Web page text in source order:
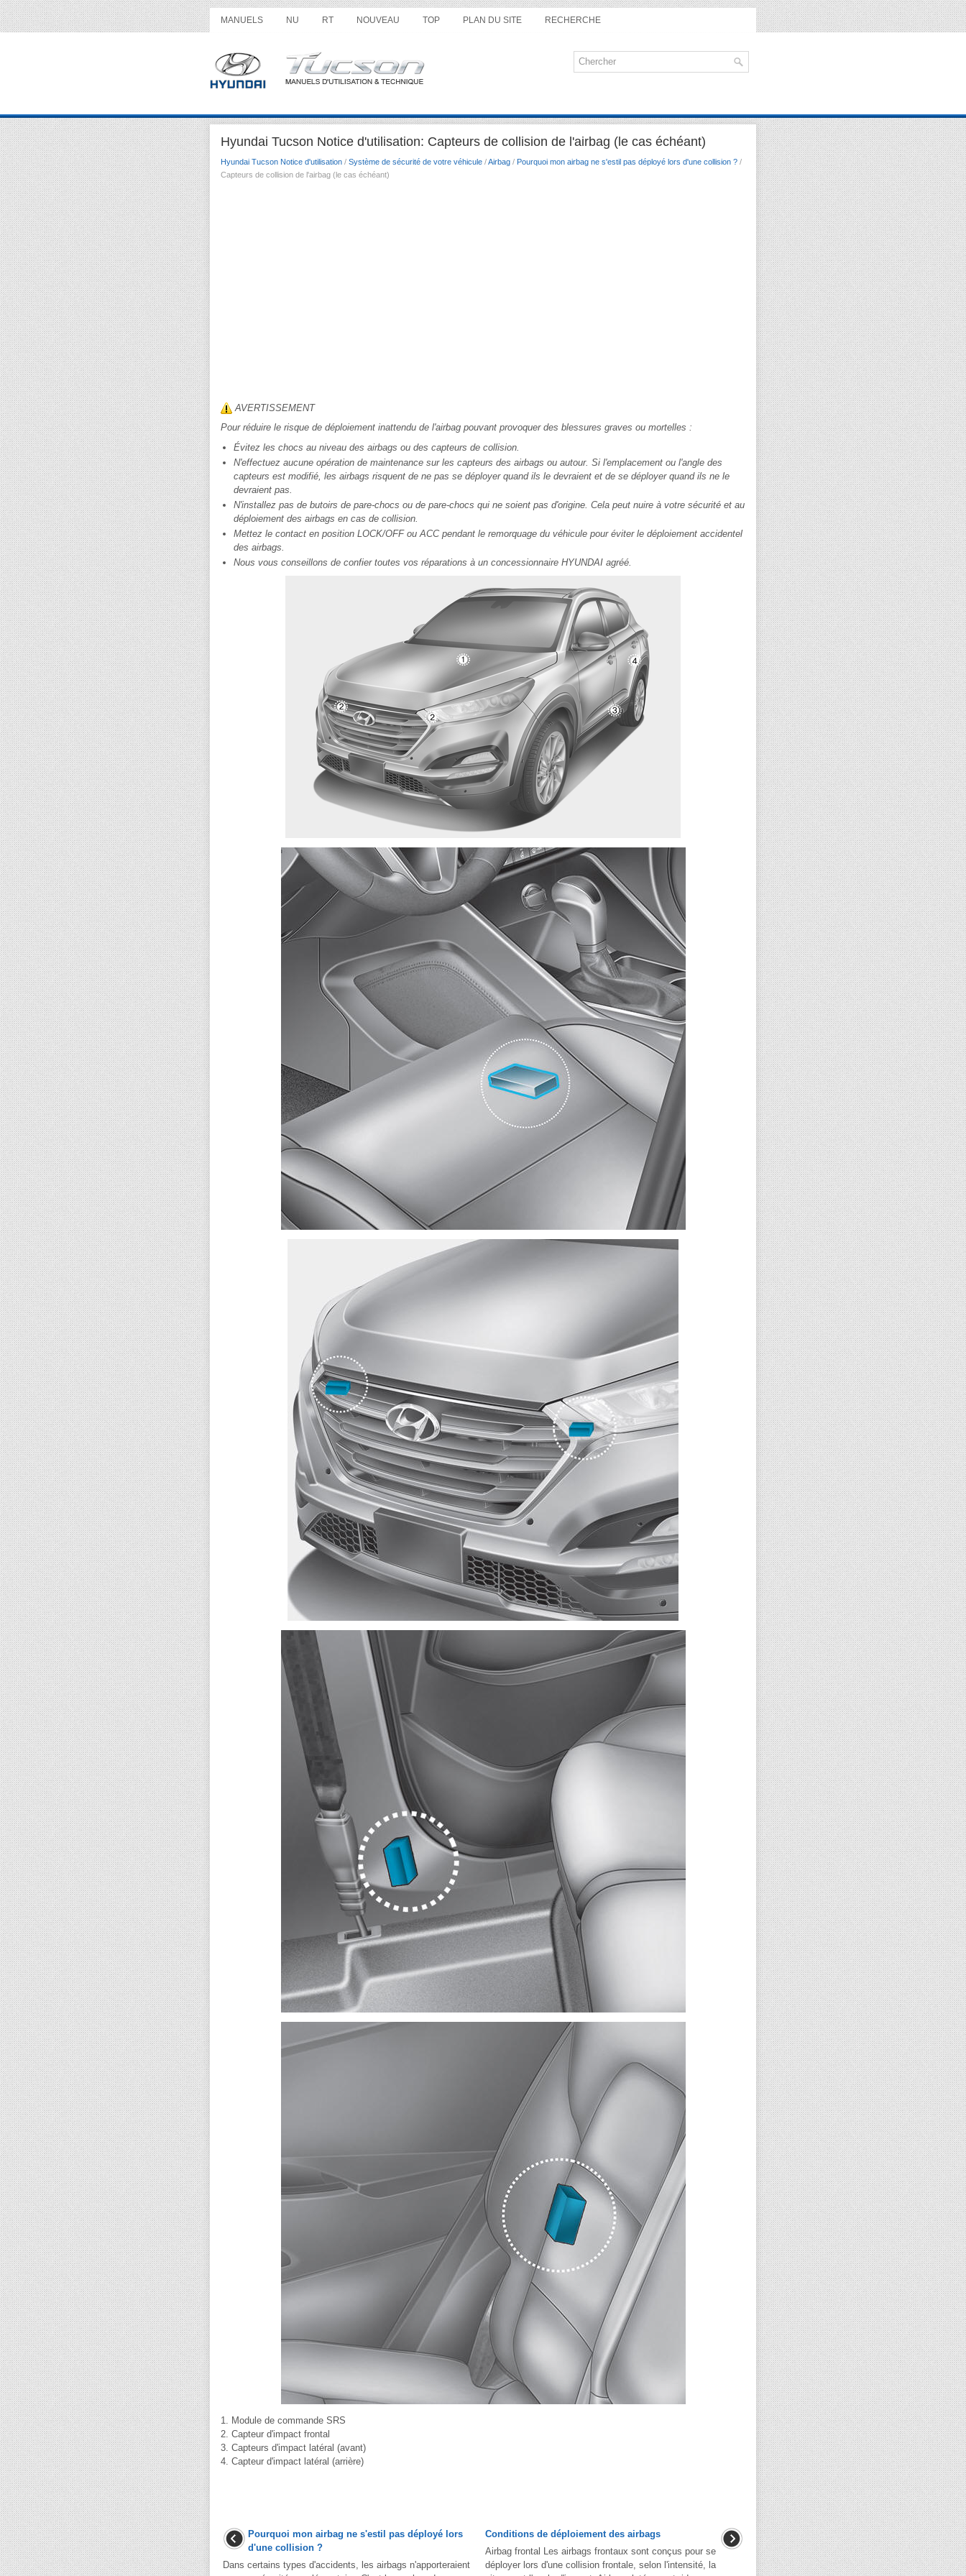
MANUELS NU RT NOUVEAU TOP PLAN DU SITE RECHERCHE
Hyundai Tucson Notice d'utilisation: Capteurs de collision de l'airbag (le cas échéant)
Hyundai Tucson Notice d'utilisation / Système de sécurité de votre véhicule /Airbag / Pourquoi mon airbag ne s'estil pas déployé lors d'une collision ? /
Capteurs de collision de l'airbag (le cas échéant)
AVERTISSEMENT
Pour réduire le risque de déploiement inattendu de l'airbag pouvant provoquer des blessures graves ou mortelles :
Évitez les chocs au niveau des airbags ou des capteurs de collision.
N'effectuez aucune opération de maintenance sur les capteurs des airbags ou autour. Si l'emplacement ou l'angle des
capteurs est modifié, les airbags risquent de ne pas se déployer quand ils le devraient et de se déployer quand ils ne le
devraient pas.
N'installez pas de butoirs de pare-chocs ou de pare-chocs qui ne soient pas d'origine. Cela peut nuire à votre sécurité et au
déploiement des airbags en cas de collision.
Mettez le contact en position LOCK/OFF ou ACC pendant le remorquage du véhicule pour éviter le déploiement accidentel
des airbags.
Nous vous conseillons de confier toutes vos réparations à un concessionnaire HYUNDAI agréé.
1. Module de commande SRS
2. Capteur d'impact frontal
3. Capteurs d'impact latéral (avant)
4. Capteur d'impact latéral (arrière)
Pourquoi mon airbag ne s'estil pas déployé lors
d'une collision ?
Dans certains types d'accidents, les airbags n'apporteraient
Conditions de déploiement des airbags
Airbag frontal Les airbags frontaux sont conçus pour se
déployer lors d'une collision frontale, selon l'intensité, la